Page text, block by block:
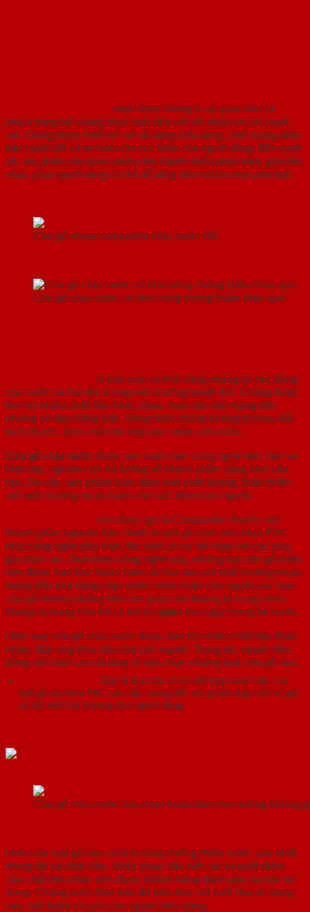
nhận được không ít sự quan tâm từ
khách hàng bởi chúng được biết đến với rất nhiều lợi ích tuyệt
vời. Chúng được thiết kế với đa dạng kiểu dáng, chất lượng đảm
bảo tuyệt đối và an toàn cho sức khỏe của người dùng. Bên cạnh
đó, sản phẩm còn được phân chia thành nhiều phân khúc giá khác
nhau, giúp người dùng có thể dễ dàng đưa ra lựa chọn phù hợp.
Cửa gỗ nhựa composite chịu nước tốt
Cửa gỗ chịu nước có khả năng chống thấm hiệu quả
là loại cửa có khả năng chống lại tác động
của nước và hơi ẩm trong môi trường tuyệt đối. Chúng được
làm từ nhiều chất liệu khác nhau, loại cửa này mang đến
những vẻ đẹp riêng biệt. Đồng thời chúng không bị thay đổi
kích thước, tính chất khi tiếp xúc nhiều với nước.
Cửa gỗ chịu nước được sản xuất trên công nghệ tiên tiến và
hiện đại, nghiên cứu kỹ lưỡng về thành phần cũng như cấu
tạo. Do vậy, sản phẩm luôn đảm bảo chất lượng, thân thiện
với môi trường và an toàn cho sức khỏe con người.
còn được gọi là Composite Plastic với
thành phần nguyên liệu chính là bột gỗ trộn với nhựa PVC
nhờ công nghệ pha trộn đặc biệt có sự kết hợp với các phụ
gia chọn lọc. Dựa theo công nghệ này, những hạt bột gỗ mềm
mịn được bao bọc hoàn toàn và hòa tan với môi trường nhựa
mang đến khả năng chịu nước hoàn toàn cho người các loại
cửa gỗ không những thế còn giúp cửa không bị cong vênh,
không bị bong tróc kể cả khi bị ngâm lâu ngày trong bể nước.
Hiện nay cửa gỗ chịu nước được làm từ nhiều chất liệu khác
nhau, đáp ứng nhu cầu của con người. Trong đó, người tiêu
dùng vẫn luôn ưa chuộng và lựa chọn những loại cửa gỗ sau:
: Đây là loại cửa có sự kết hợp hoàn hảo của
bột gỗ và nhựa PVC cao cấp, mang đến sản phẩm đẹp mắt và giá
cả tốt nhất thị trường cho người dùng.
Cửa gỗ chịu nước lựa chọn hoàn hảo cho những không
Hơn nữa loại gỗ này có khả năng chống thấm nước cao nhất
trong tất cả chất liệu. Khắc phục hầu hết các khuyết điểm
của chất liệu khác nên được khách hàng đánh giá cao khi sử
dụng. Chúng luôn đảm bảo độ bền đẹp với tuổi thọ sử dụng
cao, tiết kiệm chi phí cho người tiêu dùng.